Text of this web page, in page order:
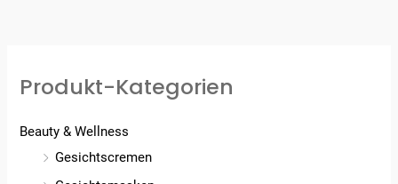
Produkt-Kategorien
Beauty & Wellness
Gesichtscremen